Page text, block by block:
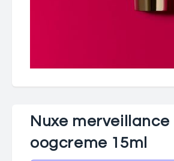
Nuxe
oogcreme 15ml